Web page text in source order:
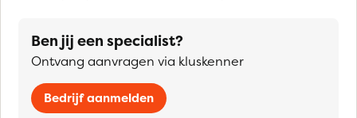
Ben jij een specialist?
Ontvang aanvragen via kluskenner
Bedrijf aanmelden